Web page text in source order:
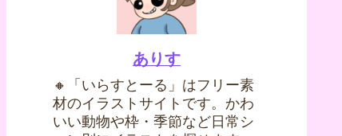
ありす
🔸「いらすとーる」はフリー素
材のイラストサイトです。かわ
いい動物や枠・季節など日常シ